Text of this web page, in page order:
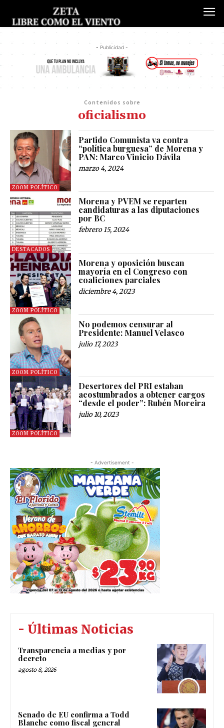
- Publicidad -
Contenidos sobre
oficialismo
ZOOM POLÍTICO
Partido Comunista va contra
“política burguesa” de Morena y
PAN: Marco Vinicio Dávila
marzo 4, 2024
DESTACADOS
Morena y PVEM se reparten
candidaturas a las diputaciones
por BC
febrero 15, 2024
ZOOM POLÍTICO
Morena y oposición buscan
mayoría en el Congreso con
coaliciones parciales
diciembre 4, 2023
ZOOM POLÍTICO
No podemos censurar al
Presidente: Manuel Velasco
julio 17, 2023
ZOOM POLÍTICO
Desertores del PRI estaban
acostumbrados a obtener cargos
“desde el poder”: Rubén Moreira
julio 10, 2023
- Advertisement -
- Últimas Noticias
Transparencia a medias y por
decreto
agosto 8, 2026
Senado de EU confirma a Todd
Blanche como fiscal general